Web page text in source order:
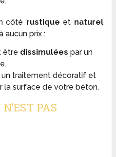
côté rustique et naturel
aucun prix :
être dissimulées par un
traitement décoratif et
la surface de votre béton.
PAS